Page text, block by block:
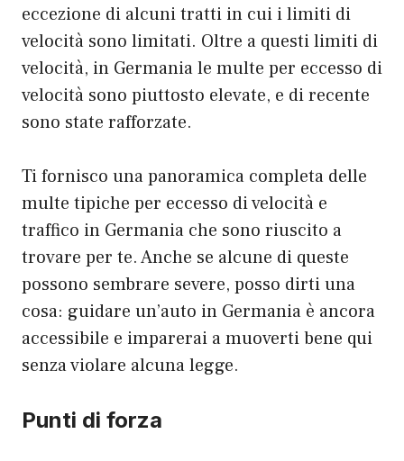
eccezione di alcuni tratti in cui i limiti di
velocità sono limitati. Oltre a questi limiti di
velocità, in Germania le multe per eccesso di
velocità sono piuttosto elevate, e di recente
sono state rafforzate.
Ti fornisco una panoramica completa delle
multe tipiche per eccesso di velocità e
traffico in Germania che sono riuscito a
trovare per te. Anche se alcune di queste
possono sembrare severe, posso dirti una
cosa: guidare un’auto in Germania è ancora
accessibile e imparerai a muoverti bene qui
senza violare alcuna legge.
Punti di forza